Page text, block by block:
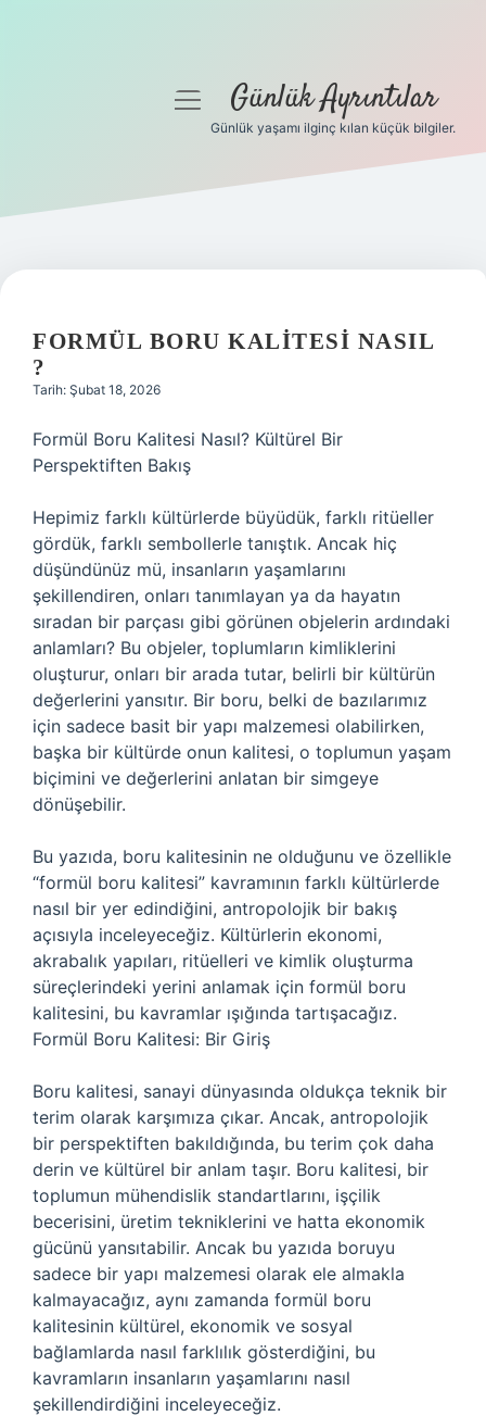
Gizlilik Politikası
Yasal Uyarı
menüyüGünlük Ayrıntılar
Günlük yaşamı ilginç kılan küçük bilgiler.
FORMÜL BORU KALITESI NASIL
?
Tarih: Şubat 18, 2026
Formül Boru Kalitesi Nasıl? Kültürel Bir
Perspektiften Bakış
Hepimiz farklı kültürlerde büyüdük, farklı ritüeller
gördük, farklı sembollerle tanıştık. Ancak hiç
düşündünüz mü, insanların yaşamlarını
şekillendiren, onları tanımlayan ya da hayatın
sıradan bir parçası gibi görünen objelerin ardındaki
anlamları? Bu objeler, toplumların kimliklerini
oluşturur, onları bir arada tutar, belirli bir kültürün
değerlerini yansıtır. Bir boru, belki de bazılarımız
için sadece basit bir yapı malzemesi olabilirken,
başka bir kültürde onun kalitesi, o toplumun yaşam
biçimini ve değerlerini anlatan bir simgeye
dönüşebilir.
Bu yazıda, boru kalitesinin ne olduğunu ve özellikle
“formül boru kalitesi” kavramının farklı kültürlerde
nasıl bir yer edindiğini, antropolojik bir bakış
açısıyla inceleyeceğiz. Kültürlerin ekonomi,
akrabalık yapıları, ritüelleri ve kimlik oluşturma
süreçlerindeki yerini anlamak için formül boru
kalitesini, bu kavramlar ışığında tartışacağız.
Formül Boru Kalitesi: Bir Giriş
Boru kalitesi, sanayi dünyasında oldukça teknik bir
terim olarak karşımıza çıkar. Ancak, antropolojik
bir perspektiften bakıldığında, bu terim çok daha
derin ve kültürel bir anlam taşır. Boru kalitesi, bir
toplumun mühendislik standartlarını, işçilik
becerisini, üretim tekniklerini ve hatta ekonomik
gücünü yansıtabilir. Ancak bu yazıda boruyu
sadece bir yapı malzemesi olarak ele almakla
kalmayacağız, aynı zamanda formül boru
kalitesinin kültürel, ekonomik ve sosyal
bağlamlarda nasıl farklılık gösterdiğini, bu
kavramların insanların yaşamlarını nasıl
şekillendirdiğini inceleyeceğiz.